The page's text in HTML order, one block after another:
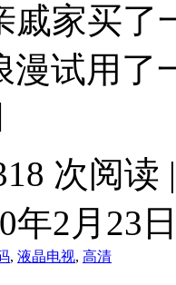
家买了
漫试用了
次阅读 |
年2月23
, 液晶电视, 高清